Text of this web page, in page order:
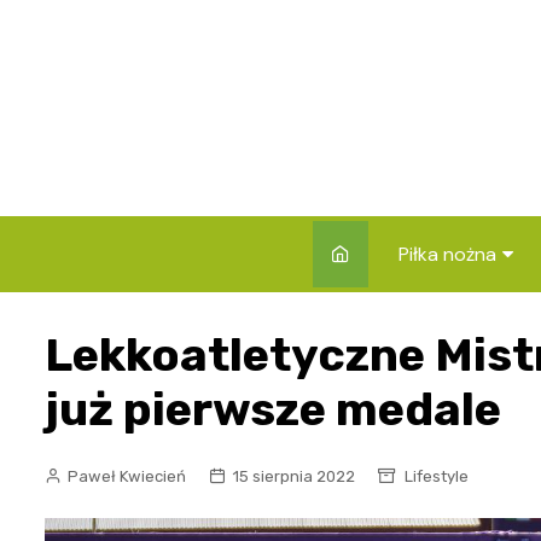
Piłka nożna
Składy i
Reprezentacje
Lekkoatletyczne
już pierwsze medale
Paweł Kwiecień 15 sierpnia 2022 Lifestyle